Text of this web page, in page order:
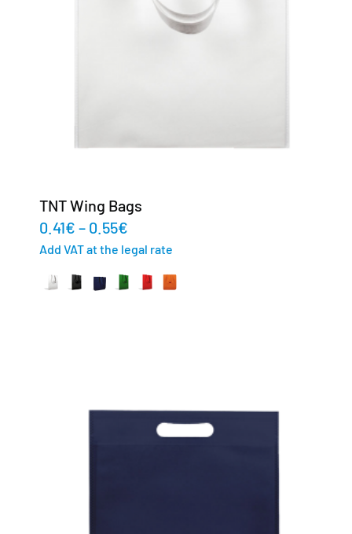
TNT Wing Bags
0.41€ – 0.55€
Add VAT at the legal rate